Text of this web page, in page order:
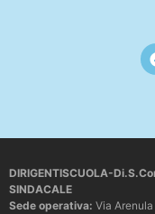
DIRIGENTISCUOLA-
SINDACALE
Sede operativa: Via Arenula